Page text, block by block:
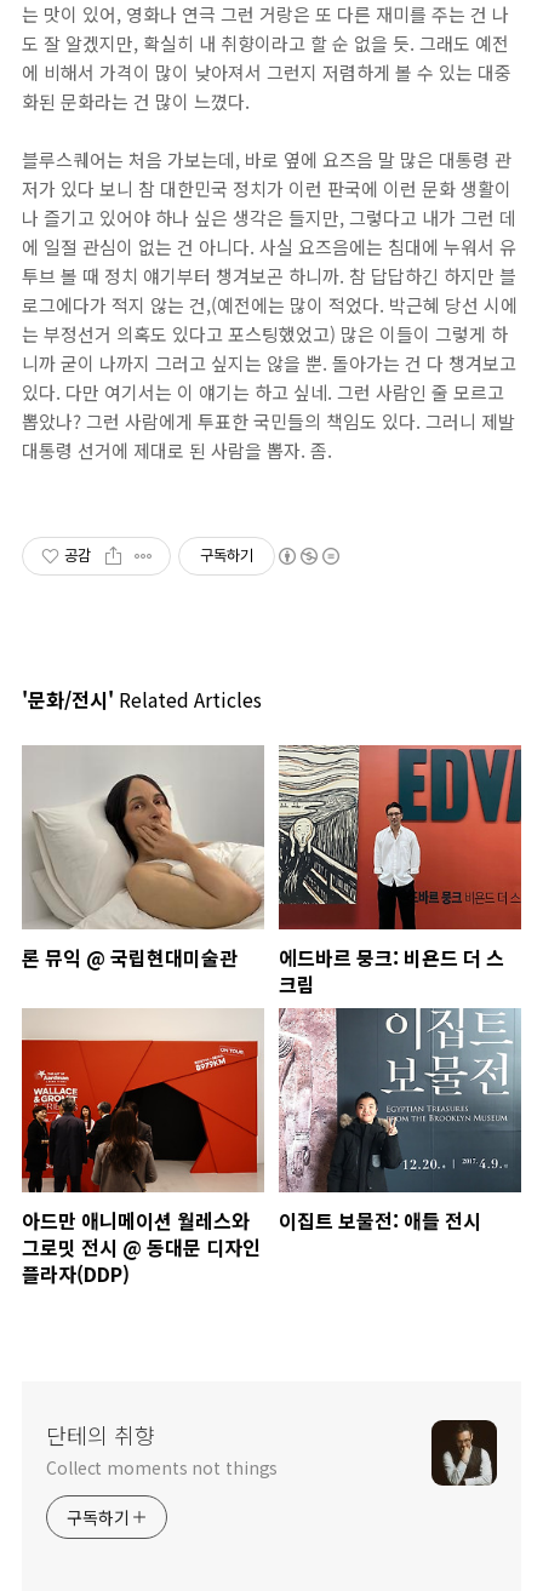
는 맛이 있어, 영화나 연극 그런 거랑은 또 다른 재미를 주는 건 나
도 잘 알겠지만, 확실히 내 취향이라고 할 순 없을 듯. 그래도 예전
에 비해서 가격이 많이 낮아져서 그런지 저렴하게 볼 수 있는 대중
화된 문화라는 건 많이 느꼈다.
블루스퀘어는 처음 가보는데, 바로 옆에 요즈음 말 많은 대통령 관
저가 있다 보니 참 대한민국 정치가 이런 판국에 이런 문화 생활이
나 즐기고 있어야 하나 싶은 생각은 들지만, 그렇다고 내가 그런 데
에 일절 관심이 없는 건 아니다. 사실 요즈음에는 침대에 누워서 유
투브 볼 때 정치 얘기부터 챙겨보곤 하니까. 참 답답하긴 하지만 블
로그에다가 적지 않는 건,(예전에는 많이 적었다. 박근혜 당선 시에
는 부정선거 의혹도 있다고 포스팅했었고) 많은 이들이 그렇게 하
니까 굳이 나까지 그러고 싶지는 않을 뿐. 돌아가는 건 다 챙겨보고
있다. 다만 여기서는 이 얘기는 하고 싶네. 그런 사람인 줄 모르고
뽑았나? 그런 사람에게 투표한 국민들의 책임도 있다. 그러니 제발
대통령 선거에 제대로 된 사람을 뽑자. 좀.
공감 구독하기
'문화/전시' Related Articles
론 뮤익 @ 국립현대미술관
에드바르 뭉크: 비욘드 더 스
크림
아드만 애니메이션 월레스와
그로밋 전시 @ 동대문 디자인
플라자(DDP)
이집트 보물전: 애들 전시
단테의 취향
Collect moments not things
구독하기